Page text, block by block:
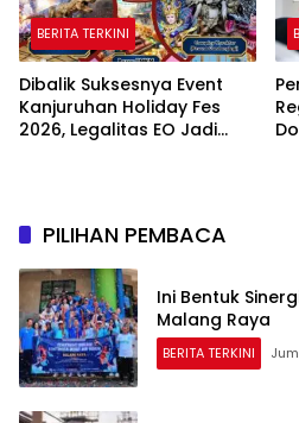
BERITA TERKINI
Dibalik Suksesnya Event
Kanjuruhan Holiday Fes
2026, Legalitas EO Jadi
PILIHAN PEMBACA
Ini Bentuk
Malang Raya
BERITA TERKINI